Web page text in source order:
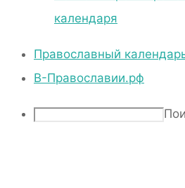
календаря
Православный
В-Православии.рф